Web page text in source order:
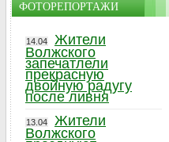
ФОТОРЕПОРТАЖИ
14.04
Жители
Волжского
запечатлели
прекрасную
двойную радугу
после ливня
13.04
Жители
Волжского